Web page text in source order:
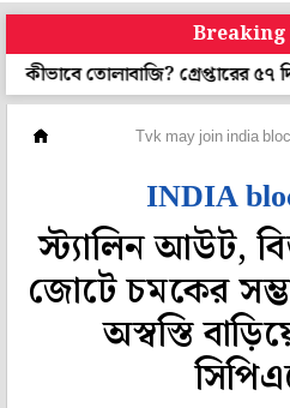
Breaking
গ্রেপ্তারের ৫৭ দিন পর
Tvk may join india
INDIA
স্ট্যালিন আউট,
জোটে চমকের
অস্বস্তি